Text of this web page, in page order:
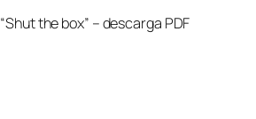
the box” – descarga PDF